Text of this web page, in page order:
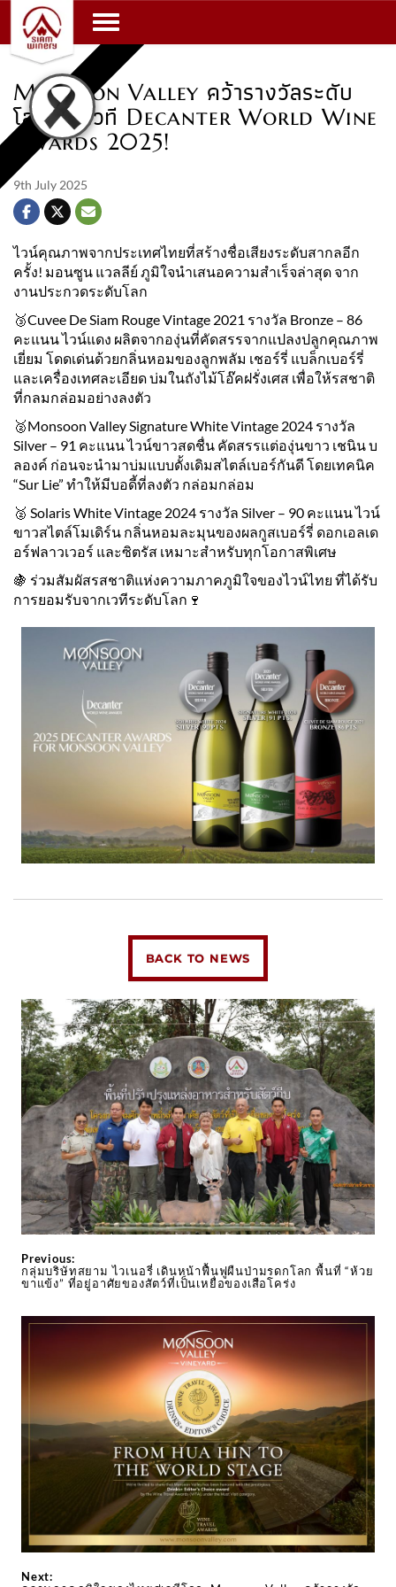
Toggle navigation
Monsoon Valley คว้ารางวัลระดับ
โลกจากเวที Decanter World Wine
Awards 2025!
9th July 2025
ไวน์คุณภาพจากประเทศไทยที่สร้างชื่อเสียงระดับสากลอีก
ครั้ง! มอนซูน แวลลีย์ ภูมิใจนำเสนอความสำเร็จล่าสุด จาก
งานประกวดระดับโลก
🥉Cuvee De Siam Rouge Vintage 2021 รางวัล Bronze – 86
คะแนน ไวน์แดง ผลิตจากองุ่นที่คัดสรรจากแปลงปลูกคุณภาพ
เยี่ยม โดดเด่นด้วยกลิ่นหอมของลูกพลัม เชอร์รี่ แบล็กเบอร์รี่
และเครื่องเทศละเอียด บ่มในถังไม้โอ๊คฝรั่งเศส เพื่อให้รสชาติ
ที่กลมกล่อมอย่างลงตัว
🥈Monsoon Valley Signature White Vintage 2024 รางวัล
Silver – 91 คะแนน ไวน์ขาวสดชื่น คัดสรรแต่องุ่นขาว เชนิน บ
ลองค์ ก่อนจะนำมาบ่มแบบดั้งเดิมสไตล์เบอร์กันดี โดยเทคนิค
“Sur Lie” ทำให้มีบอดี้ที่ลงตัว กล่อมกล่อม
🥈 Solaris White Vintage 2024 รางวัล Silver – 90 คะแนน ไวน์
ขาวสไตล์โมเดิร์น กลิ่นหอมละมุนของผลกูสเบอร์รี่ ดอกเอลเด
อร์ฟลาวเวอร์ และซิตรัส เหมาะสำหรับทุกโอกาสพิเศษ
🍇 ร่วมสัมผัสรสชาติแห่งความภาคภูมิใจของไวน์ไทย ที่ได้รับ
การยอมรับจากเวทีระดับโลก🍷
BACK TO NEWS
Previous:
กลุ่มบริษัทสยาม ไวเนอรี่ เดินหน้าฟื้นฟูผืนป่ามรดกโลก พื้นที่ “ห้วย
ขาแข้ง” ที่อยู่อาศัยของสัตว์ที่เป็นเหยื่อของเสือโคร่ง
Next: